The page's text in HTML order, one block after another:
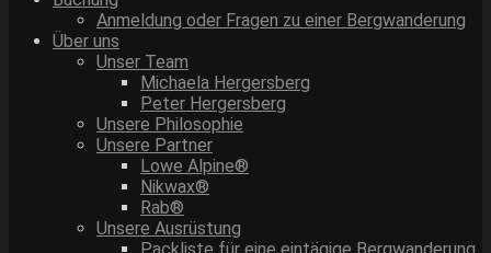
Anmeldung oder Fragen zu einer Bergwanderung
Über uns
Unser Team
Michaela Hergersberg
Peter Hergersberg
Unsere Philosophie
Unsere Partner
Lowe Alpine®
Nikwax®
Rab®
Unsere Ausrüstung